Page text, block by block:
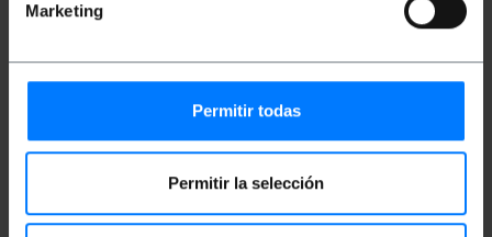
Marketing
Permitir todas
Permitir la selección
OM4-kwaliteit en violette kleur (Erika Violet)
Maten en gewichten
Bruto gewicht: 30 g
hoogte): 15.0 x 15.0 x 1.0 cm